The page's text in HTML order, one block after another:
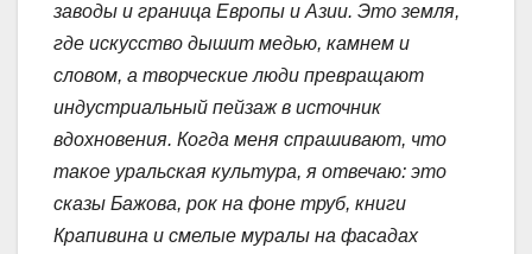
заводы и граница Европы и Азии. Это земля,
где искусство дышит медью, камнем и
словом, а творческие люди превращают
индустриальный пейзаж в источник
вдохновения. Когда меня спрашивают, что
такое уральская культура, я отвечаю: это
сказы Бажова, рок на фоне труб, книги
Крапивина и смелые муралы на фасадах